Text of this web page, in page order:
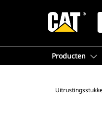
Producten